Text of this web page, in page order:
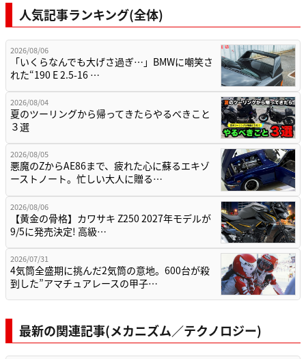
人気記事ランキング(全体)
2026/08/06
「いくらなんでも大げさ過ぎ…」BMWに嘲笑さ
れた“190 E 2.5-16 …
2026/08/04
夏のツーリングから帰ってきたらやるべきこと
３選
2026/08/05
悪魔のZからAE86まで、疲れた心に蘇るエキゾ
ーストノート。忙しい大人に贈る…
2026/08/06
【黄金の骨格】カワサキ Z250 2027年モデルが
9/5に発売決定! 高級…
2026/07/31
4気筒全盛期に挑んだ2気筒の意地。600台が殺
到した”アマチュアレースの甲子…
最新の関連記事(メカニズム／テクノロジー)